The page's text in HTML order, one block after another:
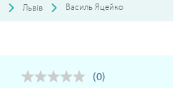
Львів Василь Яцейко
(0)